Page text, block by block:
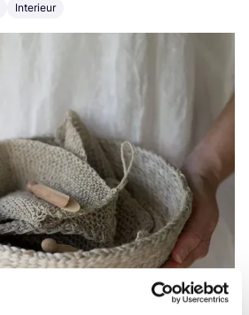
Interieur